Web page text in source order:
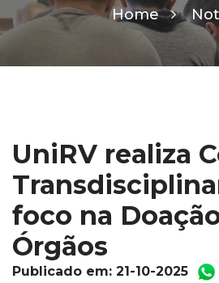
Home
UniRV realiza
foco na
Órgãos
Publicado em: 21-10-2025